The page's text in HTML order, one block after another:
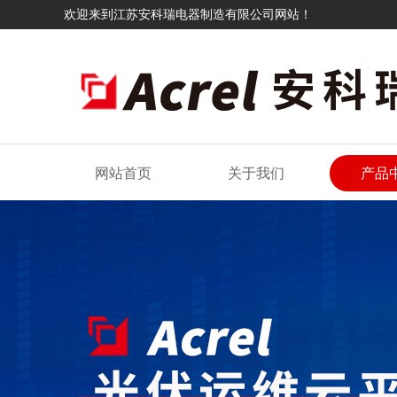
欢迎来到江苏安科瑞电器制造有限公司网站！
网站首页 关于我们 产品